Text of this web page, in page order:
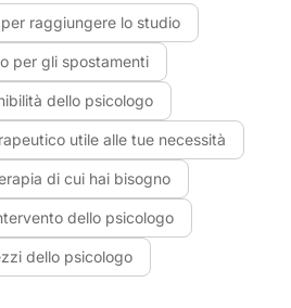
raggiungere lo studio
per gli spostamenti
dello psicologo
utile alle tue necessità
di cui hai bisogno
dello psicologo
dello psicologo